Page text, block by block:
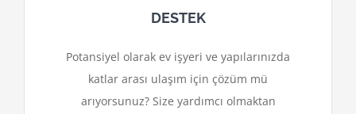
DESTEK
Potansiyel olarak ev işyeri ve yapılarınızda
katlar arası ulaşım için çözüm mü
arıyorsunuz? Size yardımcı olmaktan